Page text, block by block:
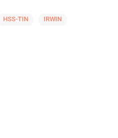
HSS-TIN IRWIN